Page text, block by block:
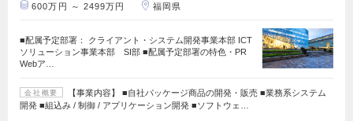
600万円 ～ 2499万円 福岡県
■配属予定部署： クライアント・システム開発事業本部 ICT
ソリューション事業本部 SI部 ■配属予定部署の特色・PR
Webア…
会社概要
【事業内容】 ■自社パッケージ商品の開発・販売 ■業務系システム
開発 ■組込み / 制御 / アプリケーション開発 ■ソフトウェ…